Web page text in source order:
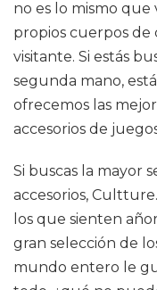
no es lo mismo
propios cuerpos de
visitante. Si estás
segunda mano,
ofrecemos las
accesorios de
Si buscas la mayor
accesorios,
los que sienten
gran selección de
mundo entero le